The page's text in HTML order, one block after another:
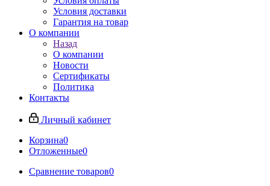
Условия доставки
Гарантия на товар
О компании
Назад
О компании
Новости
Сертификаты
Политика
Контакты
Личный кабинет
Корзина0
Отложенные0
Сравнение товаров0